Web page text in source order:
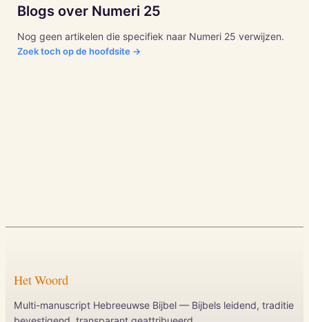
Blogs over Numeri 25
Nog geen artikelen die specifiek naar Numeri 25 verwijzen.
Zoek toch op de hoofdsite →
Het Woord
Multi-manuscript Hebreeuwse Bijbel — Bijbels leidend, traditie